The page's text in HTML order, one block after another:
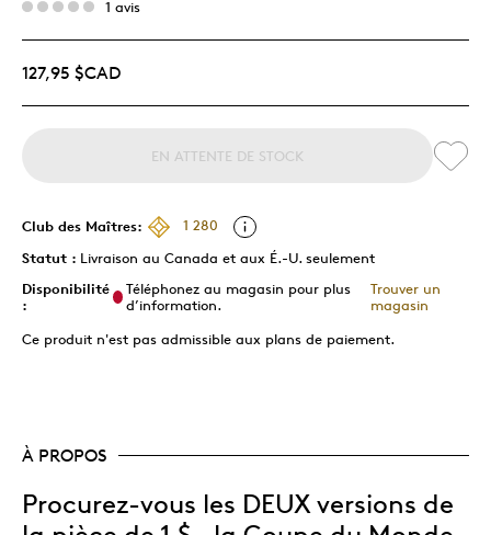
1 avis
127,95 $CAD
EN ATTENTE DE STOCK
Club des Maîtres:
1 280
Statut : Livraison au Canada et aux É.-U. seulement
Disponibilité
:
Téléphonez au magasin pour plus
d’information.
Trouver un
magasin
Ce produit n'est pas admissible aux plans de paiement.
À PROPOS
Procurez-vous les DEUX versions de